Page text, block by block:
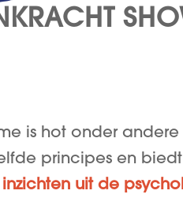
is hot onder
principes en
uit de